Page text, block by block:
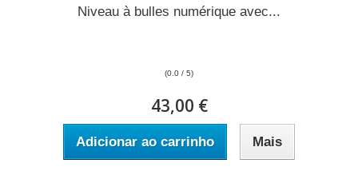
Niveau à bulles numérique avec...
(0.0 / 5)
43,00 €
Adicionar ao carrinho Mais